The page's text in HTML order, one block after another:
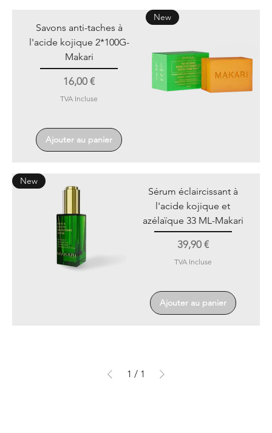
New
Savons anti-taches à
l'acide kojique 2*100G-
Makari
Prix
16,00 €
TVA Incluse
Ajouter au panier
New
Sérum éclaircissant à
l'acide kojique et
azélaïque 33 ML-Makari
Prix
39,90 €
TVA Incluse
Ajouter au panier
1 / 1